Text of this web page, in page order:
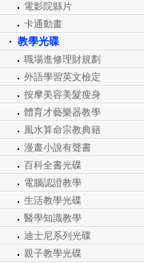
電影院縣片
卡通動畫
教學光碟
職場進修理財規劃
外語學習英文檢定
按摩美容美髮瘦身
體育才藝樂器教學
風水算命宗教典籍
漫畫小說有聲書
百科全書光碟
電腦認證教學
生活教學光碟
醫學知識教學
迪士尼系列光碟
親子教學光碟